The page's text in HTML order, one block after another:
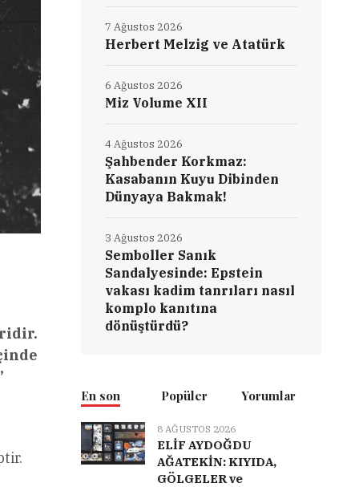
Herbert Melzig ve Atatürk
7 Ağustos 2026
Miz Volume XII
6 Ağustos 2026
Şahbender Korkmaz:
Kasabanın Kuyu Dibinden
Dünyaya Bakmak!
4 Ağustos 2026
Semboller Sanık
Sandalyesinde: Epstein
vakası kadim tanrıları nasıl
komplo kanıtına
dönüştürdü?
3 Ağustos 2026
En son Popüler Yorumlar
8 AĞUSTOS 2026
ELİF AYDOĞDU
AĞATEKİN: KIYIDA,
GÖLGELER ve